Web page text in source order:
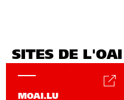
SITES DE L'OAI
MOAI.LU